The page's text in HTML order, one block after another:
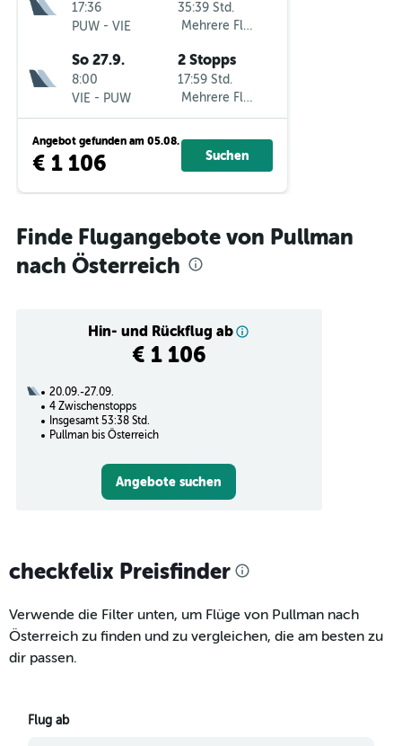
17:36
PUW - VIE
35:39 Std.
Mehrere Fluglinien
So 27.9.
8:00
VIE - PUW
2 Stopps
17:59 Std.
Mehrere Fluglinien
Angebot gefunden am 05.08.
€ 1 106 Suchen
Finde Flugangebote von Pullman
nach Österreich
Hin- und Rückflug ab
€ 1 106
20.09.-27.09.
4 Zwischenstopps
Insgesamt 53:38 Std.
Pullman bis Österreich
Angebote suchen
checkfelix Preisfinder
Verwende die Filter unten, um Flüge von Pullman nach
Österreich zu finden und zu vergleichen, die am besten zu
dir passen.
Flug ab